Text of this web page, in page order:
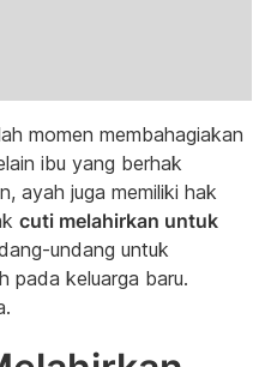
momen membahagiakan
ibu yang berhak
ayah juga memiliki hak
cuti melahirkan untuk
undang untuk
pada keluarga baru.